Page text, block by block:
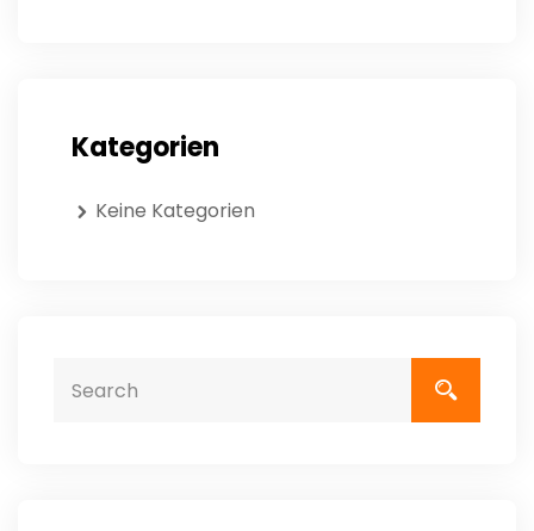
Kategorien
Keine Kategorien